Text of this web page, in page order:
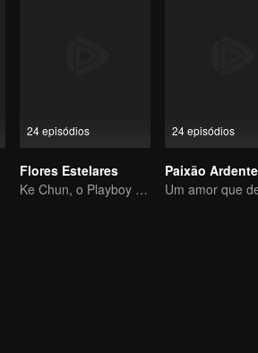
24 episódios
Flores Estelares
Ke Chun, o Playboy e seu romance de maio a dezembro
24 episódios
Paixão Ardente